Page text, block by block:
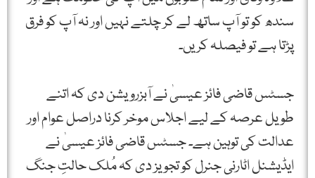
سندھ کو تو آپ ساتھ لے کر چلتے نہیں اور نہ آپ کو فرق
پڑتا ہے تو فیصلہ کریں۔
جسٹس قاضی فائز عیسیٰ نے آبزرویشن دی کہ اتنے
طویل عرصہ کے لیے اجلاس موخر کرنا دراصل عوام اور
عدالت کی توہین ہے۔ جسٹس قاضی فائز عیسیٰ نے
ایڈیشنل اٹارنی جنرل کو تجویز دی کہ مُلک حالتِ جنگ